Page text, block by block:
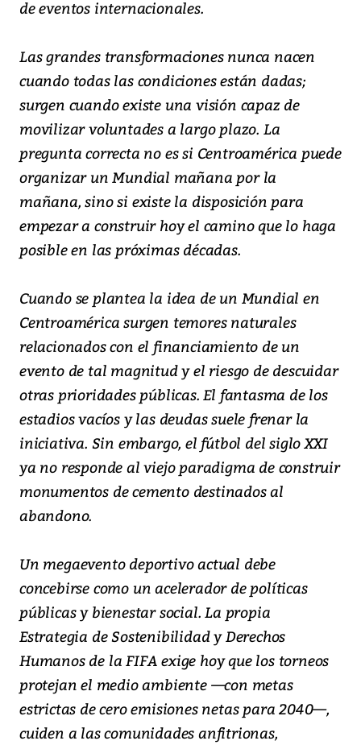
de eventos internacionales.
Las grandes transformaciones nunca nacen
cuando todas las condiciones están dadas;
surgen cuando existe una visión capaz de
movilizar voluntades a largo plazo. La
pregunta correcta no es si Centroamérica puede
organizar un Mundial mañana por la
mañana, sino si existe la disposición para
empezar a construir hoy el camino que lo haga
posible en las próximas décadas.
Cuando se plantea la idea de un Mundial en
Centroamérica surgen temores naturales
relacionados con el financiamiento de un
evento de tal magnitud y el riesgo de descuidar
otras prioridades públicas. El fantasma de los
estadios vacíos y las deudas suele frenar la
iniciativa. Sin embargo, el fútbol del siglo XXI
ya no responde al viejo paradigma de construir
monumentos de cemento destinados al
abandono.
Un megaevento deportivo actual debe
concebirse como un acelerador de políticas
públicas y bienestar social. La propia
Estrategia de Sostenibilidad y Derechos
Humanos de la FIFA exige hoy que los torneos
protejan el medio ambiente —con metas
estrictas de cero emisiones netas para 2040—,
cuiden a las comunidades anfitrionas,